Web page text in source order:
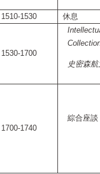
1510-1530 休息
1530-1700
史密森
1700-1740
綜合座談